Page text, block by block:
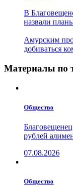
В
назвали
Амурским
добиваться
Материалы по
Общество
рублей
07.08.2026
Общество